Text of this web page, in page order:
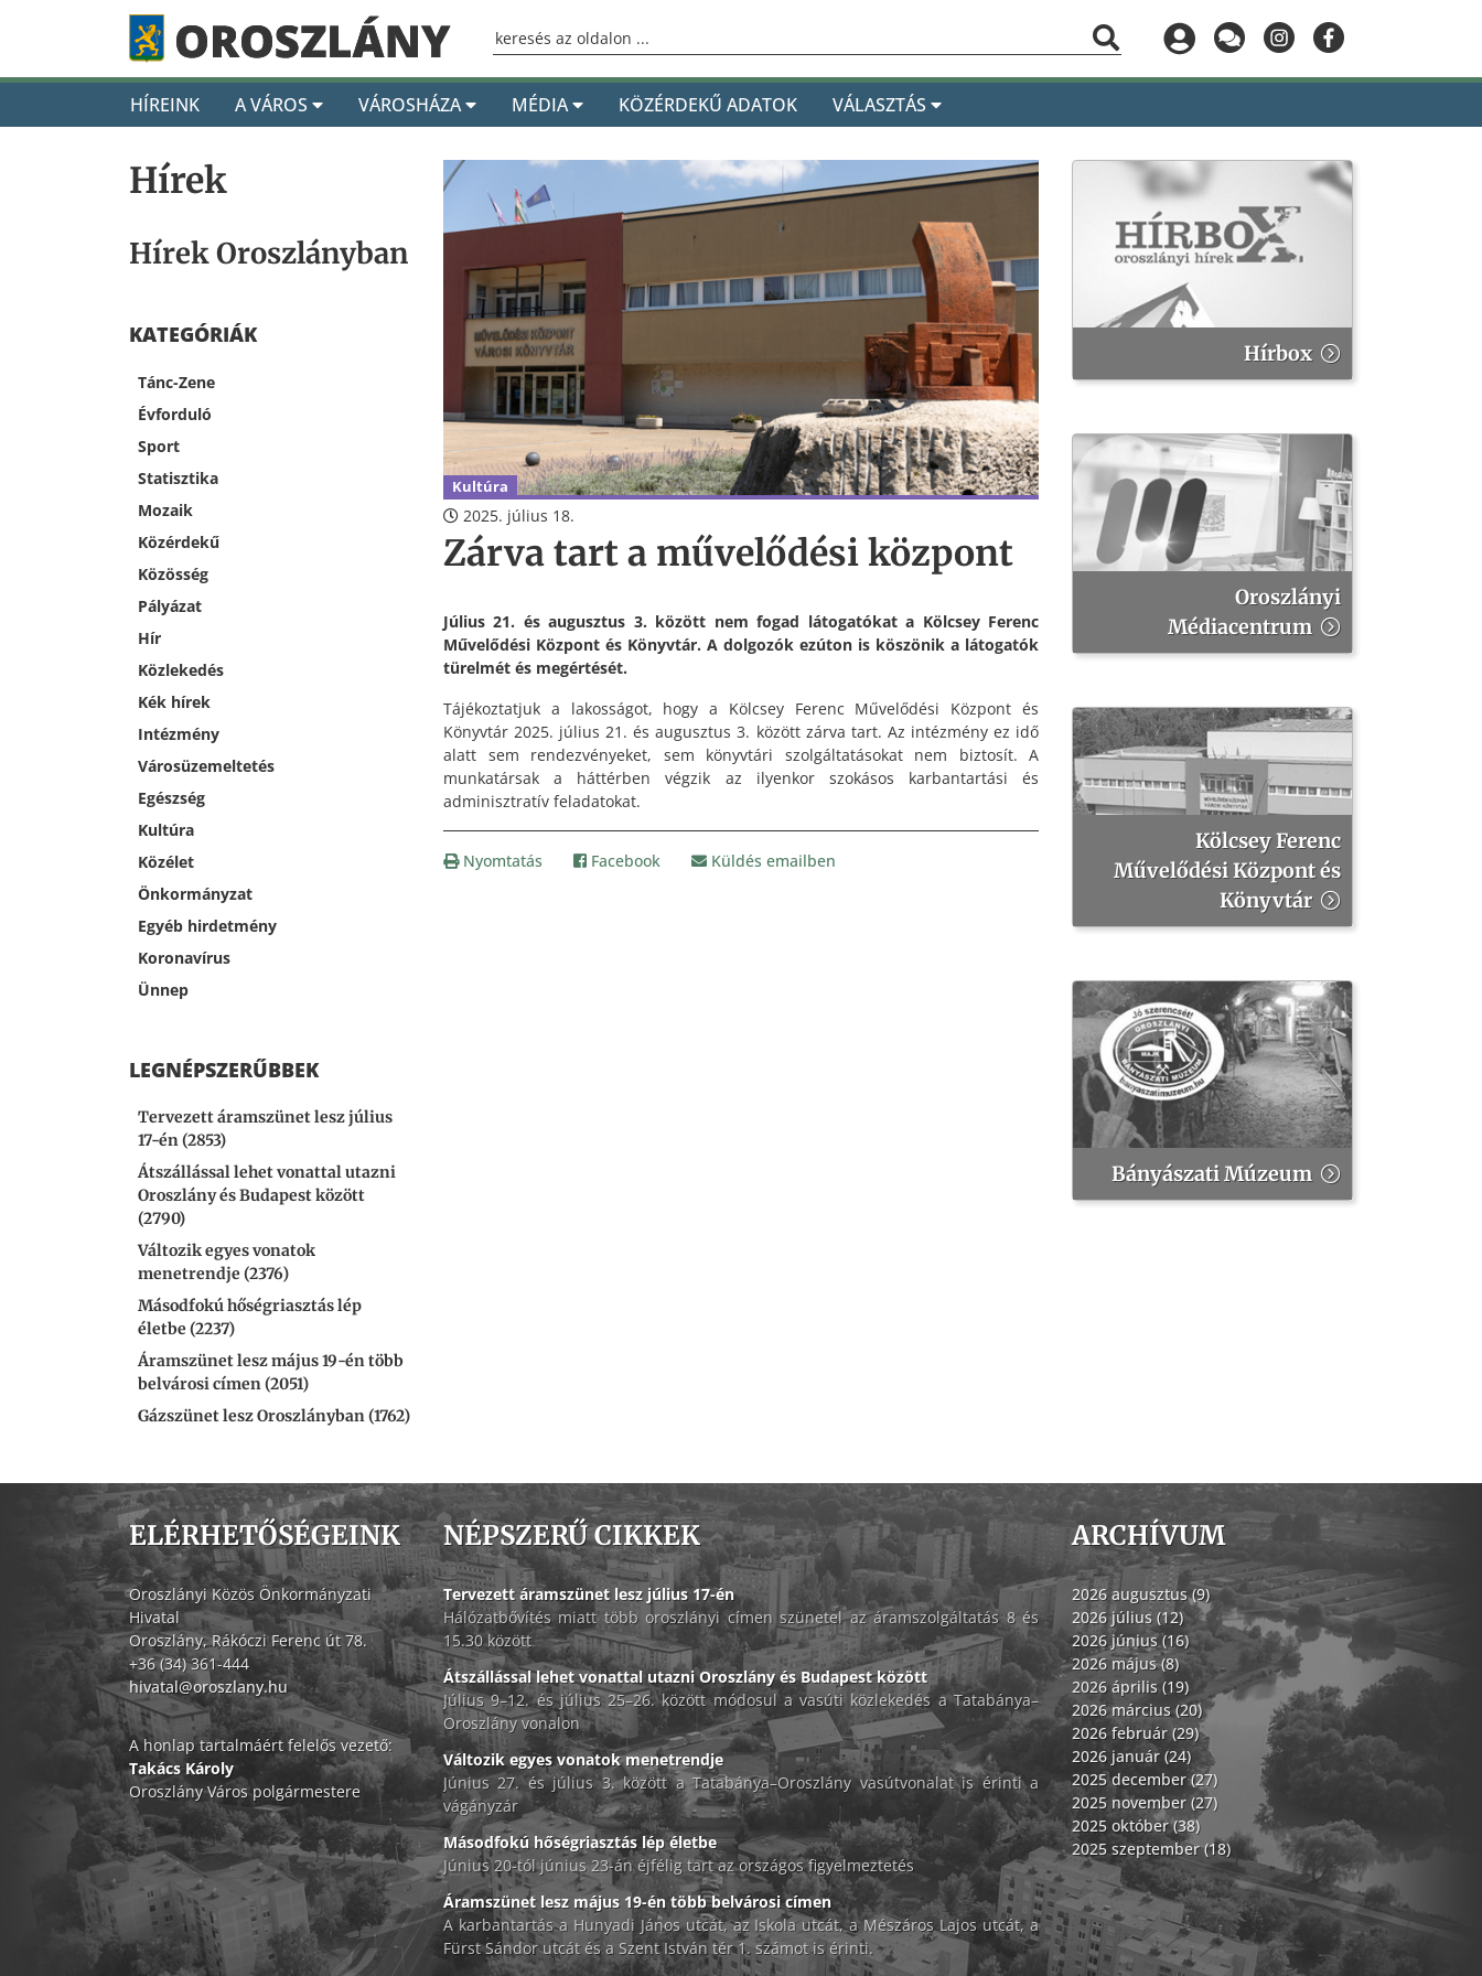
HÍREINK A VÁROS VÁROSHÁZA MÉDIA KÖZÉRDEKŰ ADATOK VÁLASZTÁS
Hírek
Hírek Oroszlányban
KATEGÓRIÁK
Tánc-Zene
Évforduló
Sport
Statisztika
Mozaik
Közérdekű
Közösség
Pályázat
Hír
Közlekedés
Kék hírek
Intézmény
Városüzemeltetés
Egészség
Kultúra
Közélet
Önkormányzat
Egyéb hirdetmény
Koronavírus
Ünnep
LEGNÉPSZERŰBBEK
Tervezett áramszünet lesz július
17-én (2853)
Átszállással lehet vonattal utazni
Oroszlány és Budapest között
(2790)
Változik egyes vonatok
menetrendje (2376)
Másodfokú hőségriasztás lép
életbe (2237)
Áramszünet lesz május 19-én több
belvárosi címen (2051)
Gázszünet lesz Oroszlányban (1762)
Kultúra
2025. július 18.
Zárva tart a művelődési központ
Július 21. és augusztus 3. között nem fogad látogatókat a Kölcsey Ferenc
Művelődési Központ és Könyvtár. A dolgozók ezúton is köszönik a látogatók
türelmét és megértését.
Tájékoztatjuk a lakosságot, hogy a Kölcsey Ferenc Művelődési Központ és
Könyvtár 2025. július 21. és augusztus 3. között zárva tart. Az intézmény ez idő
alatt sem rendezvényeket, sem könyvtári szolgáltatásokat nem biztosít. A
munkatársak a háttérben végzik az ilyenkor szokásos karbantartási és
adminisztratív feladatokat.
Nyomtatás Facebook Küldés emailben
Hírbox
Oroszlányi
Médiacentrum
Kölcsey Ferenc
Művelődési Központ és
Könyvtár
Bányászati Múzeum
ELÉRHETŐSÉGEINK
Oroszlányi Közös Önkormányzati
Hivatal
Oroszlány, Rákóczi Ferenc út 78.
+36 (34) 361-444
hivatal@oroszlany.hu
A honlap tartalmáért felelős vezető:
Takács Károly
Oroszlány Város polgármestere
NÉPSZERŰ CIKKEK
Tervezett áramszünet lesz július 17-én
Hálózatbővítés miatt több oroszlányi címen szünetel az áramszolgáltatás 8 és
15.30 között
Átszállással lehet vonattal utazni Oroszlány és Budapest között
Július 9–12. és július 25–26. között módosul a vasúti közlekedés a Tatabánya–
Oroszlány vonalon
Változik egyes vonatok menetrendje
Június 27. és július 3. között a Tatabánya–Oroszlány vasútvonalat is érinti a
vágányzár
Másodfokú hőségriasztás lép életbe
Június 20-tól június 23-án éjfélig tart az országos figyelmeztetés
Áramszünet lesz május 19-én több belvárosi címen
A karbantartás a Hunyadi János utcát, az Iskola utcát, a Mészáros Lajos utcát, a
Fürst Sándor utcát és a Szent István tér 1. számot is érinti.
ARCHÍVUM
2026 augusztus (9)
2026 július (12)
2026 június (16)
2026 május (8)
2026 április (19)
2026 március (20)
2026 február (29)
2026 január (24)
2025 december (27)
2025 november (27)
2025 október (38)
2025 szeptember (18)